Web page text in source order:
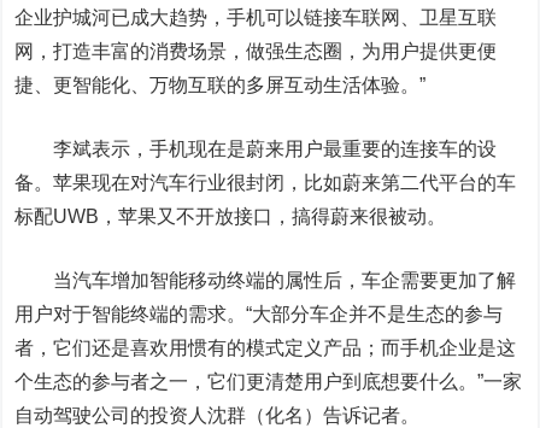
企业护城河已成大趋势，手机可以链接车联网、卫星互联
网，打造丰富的消费场景，做强生态圈，为用户提供更便
捷、更智能化、万物互联的多屏互动生活体验。”
李斌表示，手机现在是蔚来用户最重要的连接车的设
备。苹果现在对汽车行业很封闭，比如蔚来第二代平台的车
标配UWB，苹果又不开放接口，搞得蔚来很被动。
当汽车增加智能移动终端的属性后，车企需要更加了解
用户对于智能终端的需求。“大部分车企并不是生态的参与
者，它们还是喜欢用惯有的模式定义产品；而手机企业是这
个生态的参与者之一，它们更清楚用户到底想要什么。”一家
自动驾驶公司的投资人沈群（化名）告诉记者。